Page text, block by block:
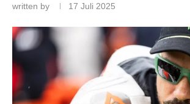
written by 17 Juli 2025